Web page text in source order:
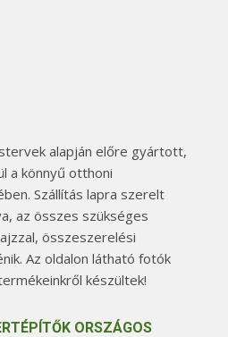
alapján előre gyártott,
a könnyű otthoni
Szállítás lapra szerelt
az összes szükséges
összeszerelési
Az oldalon látható fotók
készültek!
ORSZÁGOS